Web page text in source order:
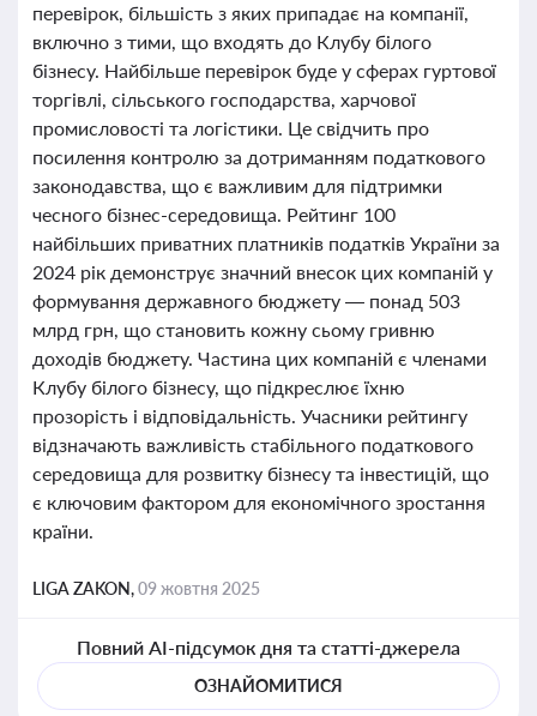
перевірок, більшість з яких припадає на компанії,
включно з тими, що входять до Клубу білого
бізнесу. Найбільше перевірок буде у сферах гуртової
торгівлі, сільського господарства, харчової
промисловості та логістики. Це свідчить про
посилення контролю за дотриманням податкового
законодавства, що є важливим для підтримки
чесного бізнес-середовища. Рейтинг 100
найбільших приватних платників податків України за
2024 рік демонструє значний внесок цих компаній у
формування державного бюджету — понад 503
млрд грн, що становить кожну сьому гривню
доходів бюджету. Частина цих компаній є членами
Клубу білого бізнесу, що підкреслює їхню
прозорість і відповідальність. Учасники рейтингу
відзначають важливість стабільного податкового
середовища для розвитку бізнесу та інвестицій, що
є ключовим фактором для економічного зростання
країни.
LIGA ZAKON,09 жовтня 2025
Повний AI-підсумок дня та статті-джерела
ОЗНАЙОМИТИСЯ